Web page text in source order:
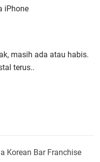
iPhone
masih ada atau habis.
terus..
Korean Bar Franchise